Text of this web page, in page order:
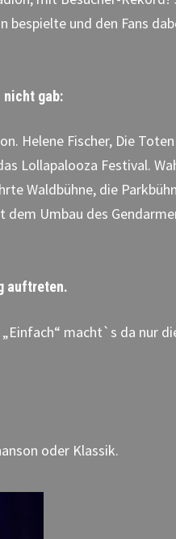
und den Fans
nicht gab:
Helene Fischer, Die
Lollapalooza Festival.
Waldbühne, die
dem Umbau des
auftreten.
macht`s da nur
oder Klassik.